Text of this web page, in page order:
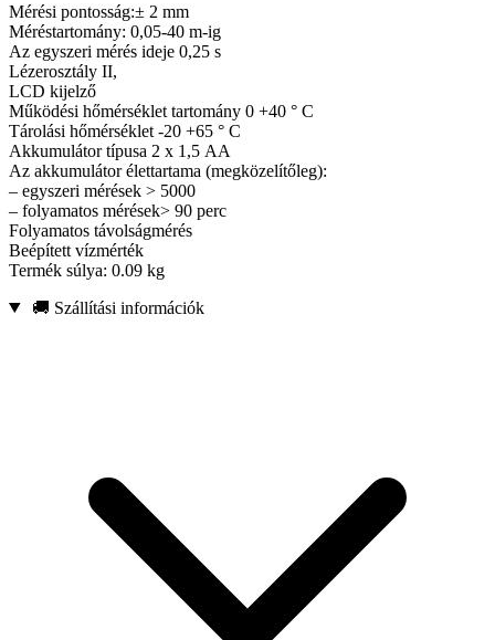
Mérési pontosság:± 2 mm
Méréstartomány: 0,05-40 m-ig
Az egyszeri mérés ideje 0,25 s
Lézerosztály II,
LCD kijelző
Működési hőmérséklet tartomány 0 +40 ° C
Tárolási hőmérséklet -20 +65 ° C
Akkumulátor típusa 2 x 1,5 АА
Az akkumulátor élettartama (megközelítőleg):
– egyszeri mérések > 5000
– folyamatos mérések> 90 perc
Folyamatos távolságmérés
Beépített vízmérték
Termék súlya: 0.09 kg
🚚 Szállítási információk